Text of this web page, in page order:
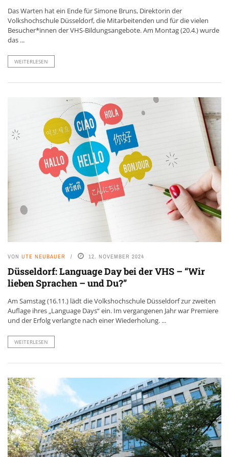
Das Warten hat ein Ende für Simone Bruns, Direktorin der
Volkshochschule Düsseldorf, die Mitarbeitenden und für die vielen
Besucher*innen der VHS-Bildungsangebote. Am Montag (20.4.) wurde
das ...
WEITERLESEN
VON UTE NEUBAUER 12. NOVEMBER 2024
Düsseldorf: Language Day bei der VHS – “Wir
lieben Sprachen – und Du?”
Am Samstag (16.11.) lädt die Volkshochschule Düsseldorf zur zweiten
Auflage ihres „Language Days“ ein. Im vergangenen Jahr war Premiere
und der Erfolg verlangte nach einer Wiederholung. ...
WEITERLESEN